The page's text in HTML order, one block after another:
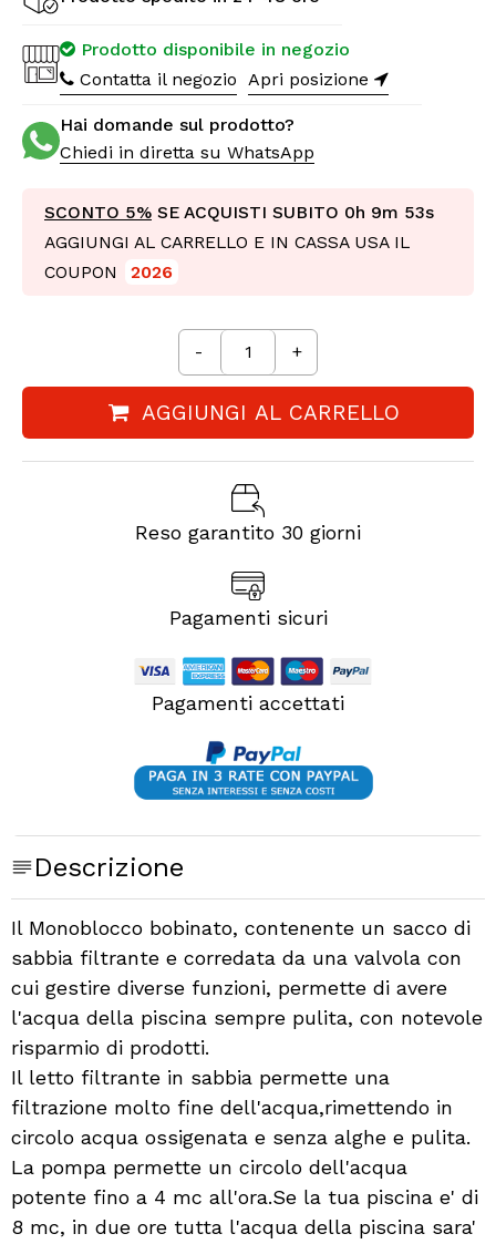
Prodotto disponibile in negozio
Contatta il negozio
Apri posizione
Hai domande sul prodotto?
Chiedi in diretta su WhatsApp
SCONTO 5% SE ACQUISTI SUBITO 0h 9m 51s
AGGIUNGI AL CARRELLO E IN CASSA USA IL
COUPON
2026
- +
AGGIUNGI AL CARRELLO
Reso garantito 30 giorni
Pagamenti sicuri
Pagamenti accettati
Descrizione
Il Monoblocco bobinato, contenente un sacco di
sabbia filtrante e corredata da una valvola con
cui gestire diverse funzioni, permette di avere
l'acqua della piscina sempre pulita, con notevole
risparmio di prodotti.
Il letto filtrante in sabbia permette una
filtrazione molto fine dell'acqua,rimettendo in
circolo acqua ossigenata e senza alghe e pulita.
La pompa permette un circolo dell'acqua
potente fino a 4 mc all'ora.Se la tua piscina e' di
8 mc, in due ore tutta l'acqua della piscina sara'